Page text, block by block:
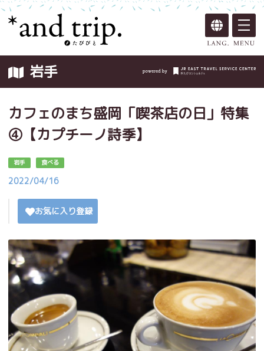
岩手
カフェのまち盛岡「喫茶店の日」特集
④【カプチーノ詩季】
岩手 食べる
2022/04/16
お気に入り登録